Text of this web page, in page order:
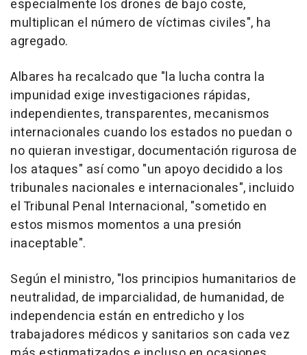
especialmente los drones de bajo coste,
multiplican el número de víctimas civiles", ha
agregado.
Albares ha recalcado que "la lucha contra la
impunidad exige investigaciones rápidas,
independientes, transparentes, mecanismos
internacionales cuando los estados no puedan o
no quieran investigar, documentación rigurosa de
los ataques" así como "un apoyo decidido a los
tribunales nacionales e internacionales", incluido
el Tribunal Penal Internacional, "sometido en
estos mismos momentos a una presión
inaceptable".
Según el ministro, "los principios humanitarios de
neutralidad, de imparcialidad, de humanidad, de
independencia están en entredicho y los
trabajadores médicos y sanitarios son cada vez